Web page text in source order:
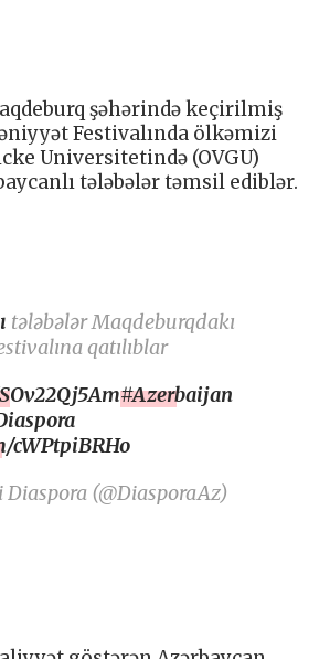
şəhərində keçirilmiş
Festivalında ölkəmizi
Universitetində (OVGU)
tələbələr təmsil ediblər.
tələbələr Maqdeburqdakı
qatılıblar
#Azerbaijan
cWPtpiBRHo
(@DiasporaAz)